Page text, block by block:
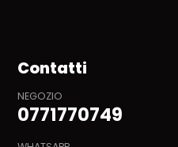
Contatti
NEGOZIO
0771770749